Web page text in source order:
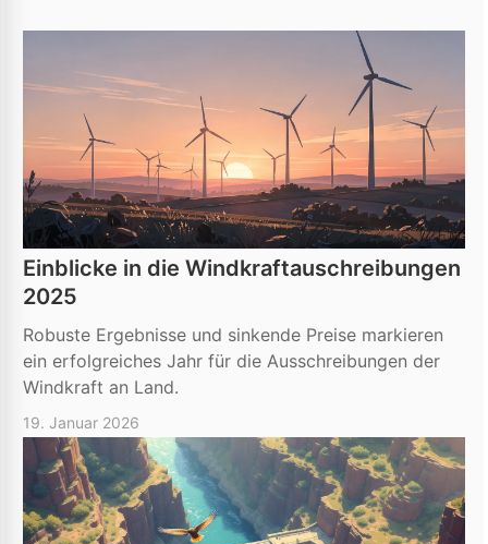
Einblicke in die Windkraftauschreibungen
2025
Robuste Ergebnisse und sinkende Preise markieren
ein erfolgreiches Jahr für die Ausschreibungen der
Windkraft an Land.
19. Januar 2026